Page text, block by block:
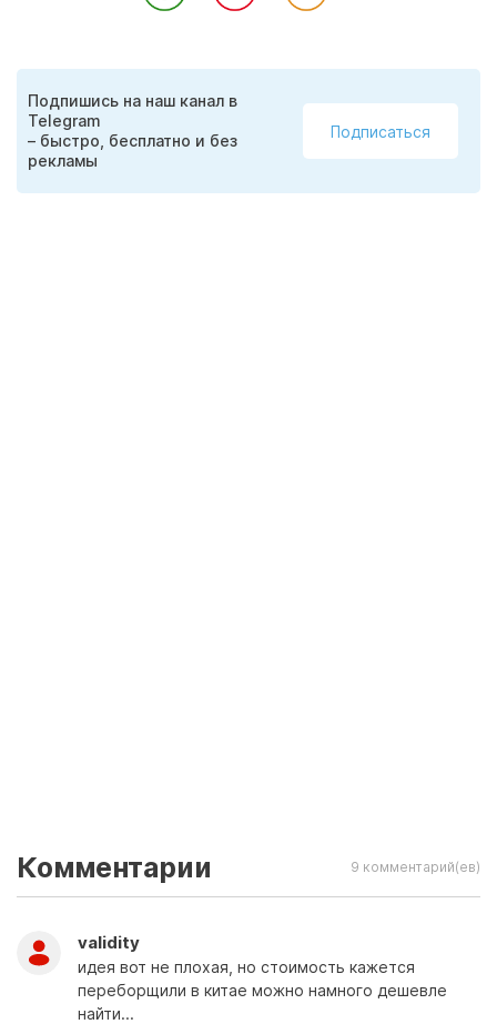
Подпишись на наш канал в
Telegram
– быстро, бесплатно и без
рекламы
Подписаться
Комментарии 9 комментарий(ев)
validity
идея вот не плохая, но стоимость кажется
переборщили в китае можно намного дешевле
найти...